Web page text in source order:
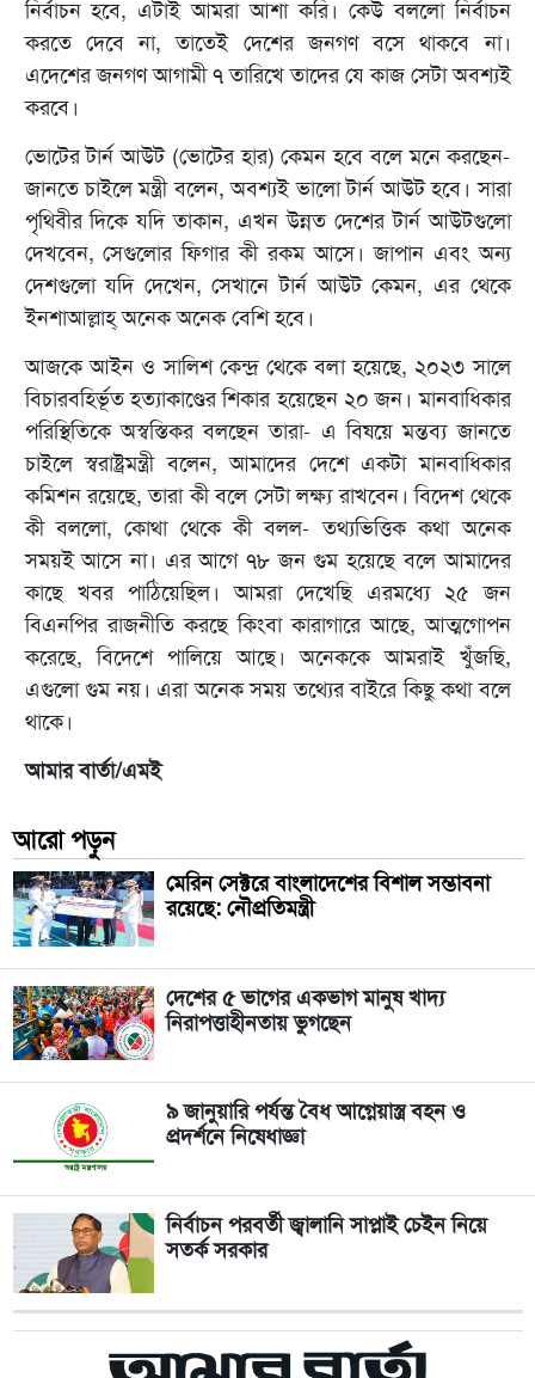
নির্বাচন হবে, এটাই আমরা আশা করি। কেউ বললো নির্বাচন
করতে দেবে না, তাতেই দেশের জনগণ বসে থাকবে না।
এদেশের জনগণ আগামী ৭ তারিখে তাদের যে কাজ সেটা অবশ্যই
করবে।
ভোটের টার্ন আউট (ভোটের হার) কেমন হবে বলে মনে করছেন-
জানতে চাইলে মন্ত্রী বলেন, অবশ্যই ভালো টার্ন আউট হবে। সারা
পৃথিবীর দিকে যদি তাকান, এখন উন্নত দেশের টার্ন আউটগুলো
দেখবেন, সেগুলোর ফিগার কী রকম আসে। জাপান এবং অন্য
দেশগুলো যদি দেখেন, সেখানে টার্ন আউট কেমন, এর থেকে
ইনশাআল্লাহ্ অনেক অনেক বেশি হবে।
আজকে আইন ও সালিশ কেন্দ্র থেকে বলা হয়েছে, ২০২৩ সালে
বিচারবহির্ভূত হত্যাকাণ্ডের শিকার হয়েছেন ২০ জন। মানবাধিকার
পরিস্থিতিকে অস্বস্তিকর বলছেন তারা- এ বিষয়ে মন্তব্য জানতে
চাইলে স্বরাষ্ট্রমন্ত্রী বলেন, আমাদের দেশে একটা মানবাধিকার
কমিশন রয়েছে, তারা কী বলে সেটা লক্ষ্য রাখবেন। বিদেশ থেকে
কী বললো, কোথা থেকে কী বলল- তথ্যভিত্তিক কথা অনেক
সময়ই আসে না। এর আগে ৭৮ জন গুম হয়েছে বলে আমাদের
কাছে খবর পাঠিয়েছিল। আমরা দেখেছি এরমধ্যে ২৫ জন
বিএনপির রাজনীতি করছে কিংবা কারাগারে আছে, আত্মগোপন
করেছে, বিদেশে পালিয়ে আছে। অনেককে আমরাই খুঁজছি,
এগুলো গুম নয়। এরা অনেক সময় তথ্যের বাইরে কিছু কথা বলে
থাকে।
আমার বার্তা/এমই
আরো পড়ুন
মেরিন সেক্টরে বাংলাদেশের বিশাল সম্ভাবনা
রয়েছে: নৌপ্রতিমন্ত্রী
দেশের ৫ ভাগের একভাগ মানুষ খাদ্য
নিরাপত্তাহীনতায় ভুগছেন
৯ জানুয়ারি পর্যন্ত বৈধ আগ্নেয়াস্ত্র বহন ও
প্রদর্শনে নিষেধাজ্ঞা
নির্বাচন পরবর্তী জ্বালানি সাপ্লাই চেইন নিয়ে
সতর্ক সরকার